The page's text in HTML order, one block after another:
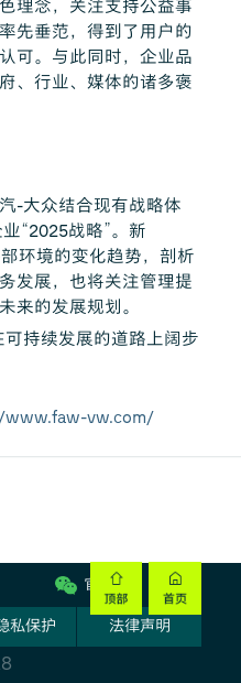
理念，关注支持公益事
先垂范，得到了用户的
可。与此同时，企业品
、行业、媒体的诸多褒
-大众结合现有战略体
“2025战略”。新
环境的变化趋势，剖析
发展，也将关注管理提
来的发展规划。
持续发展的道路上阔步
vw.com/
官方微信
私保护 法律声明